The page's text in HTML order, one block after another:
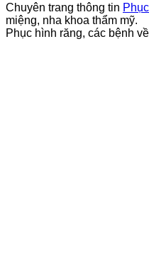
Chuyên trang thông tin
miệng, nha khoa thẩm mỹ.
Phục hình răng, các bệnh